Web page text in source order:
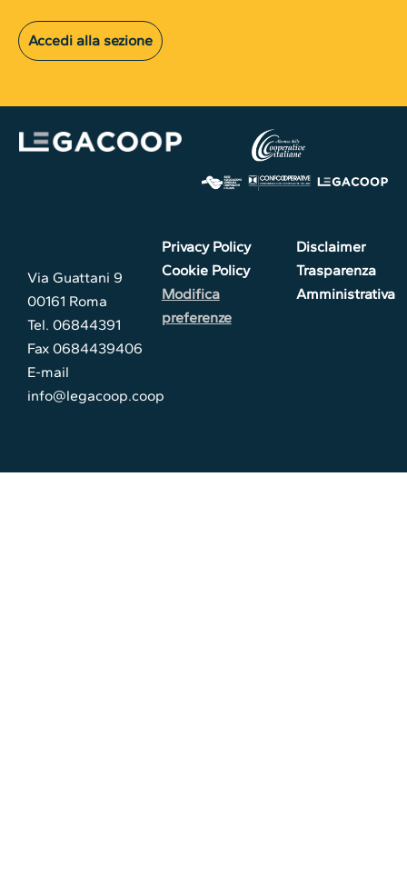
Accedi alla sezione
Via Guattani 9
00161 Roma
Tel. 06844391
Fax 0684439406
E-mail
info@legacoop.coop
Privacy Policy
Cookie Policy
Modifica
preferenze
Disclaimer
Trasparenza
Amministrativa